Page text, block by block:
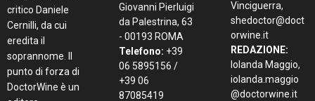
critico Daniele
Cernilli, da cui
eredita il
soprannome. Il
punto di forza di
DoctorWine è un
Giovanni Pierluigi
da Palestrina, 63
- 00193 ROMA
Telefono: +39
06 5895156 /
+39 06
87085419
Vinciguerra,
shedoctor@doct
orwine.it
REDAZIONE:
Iolanda Maggio,
iolanda.maggio
@doctorwine.it